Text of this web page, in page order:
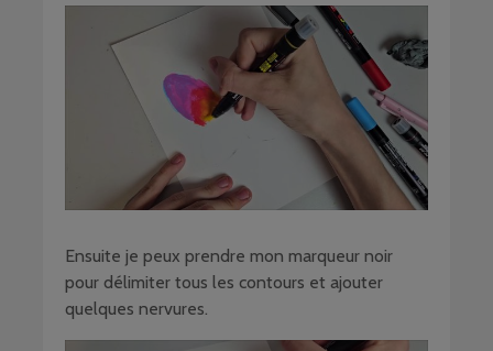
Ensuite je peux prendre mon marqueur noir
pour délimiter tous les contours et ajouter
quelques nervures.